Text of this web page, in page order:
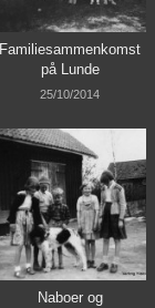
Familiesammenkomst
på Lunde
25/10/2014
Naboer og